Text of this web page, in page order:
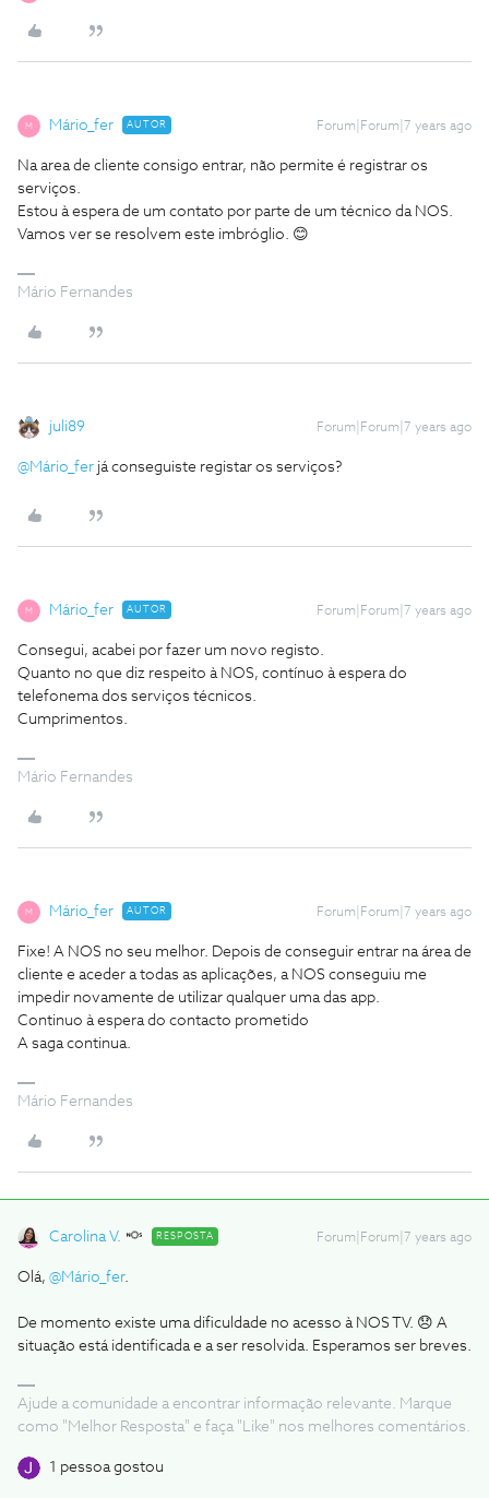
M Mário_fer AUTOR Forum|Forum|7 years ago
Na area de cliente consigo entrar, não permite é registrar os
serviços.
Estou à espera de um contato por parte de um técnico da NOS.
Vamos ver se resolvem este imbróglio. 😊
Mário Fernandes
juli89 Forum|Forum|7 years ago
@Mário_fer já conseguiste registar os serviços?
M Mário_fer AUTOR Forum|Forum|7 years ago
Consegui, acabei por fazer um novo registo.
Quanto no que diz respeito à NOS, contínuo à espera do
telefonema dos serviços técnicos.
Cumprimentos.
Mário Fernandes
M Mário_fer AUTOR Forum|Forum|7 years ago
Fixe! A NOS no seu melhor. Depois de conseguir entrar na área de
cliente e aceder a todas as aplicações, a NOS conseguiu me
impedir novamente de utilizar qualquer uma das app.
Continuo à espera do contacto prometido
A saga continua.
Mário Fernandes
Carolina V. RESPOSTA Forum|Forum|7 years ago
Olá, @Mário_fer.
De momento existe uma dificuldade no acesso à NOS TV. 😞 A
situação está identificada e a ser resolvida. Esperamos ser breves.
Ajude a comunidade a encontrar informação relevante. Marque
como "Melhor Resposta" e faça "Like" nos melhores comentários.
1 pessoa gostou